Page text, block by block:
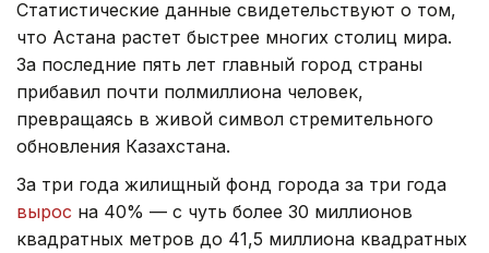
Статистические данные свидетельствуют о том,
что Астана растет быстрее многих столиц мира.
За последние пять лет главный город страны
прибавил почти полмиллиона человек,
превращаясь в живой символ стремительного
обновления Казахстана.
За три года жилищный фонд города за три года
вырос на 40% — с чуть более 30 миллионов
квадратных метров до 41,5 миллиона квадратных